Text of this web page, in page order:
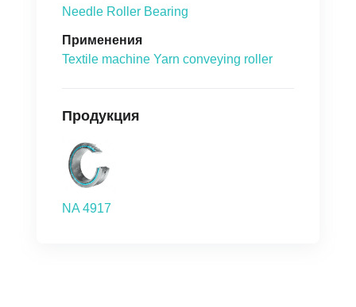
Needle Roller Bearing
Применения
Textile machine Yarn conveying roller
Продукция
NA 4917